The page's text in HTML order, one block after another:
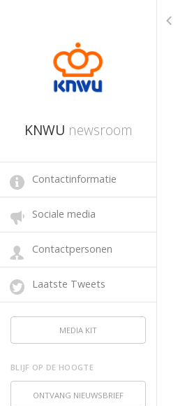
KNWU newsroom
Contactinformatie
Sociale media
Contactpersonen
Laatste Tweets
MEDIA KIT
BLIJF OP DE HOOGTE
ONTVANG NIEUWSBRIEF